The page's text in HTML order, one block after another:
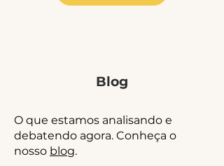
Blog
O que estamos analisando e
debatendo agora. Conheça o
nosso blog.